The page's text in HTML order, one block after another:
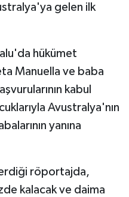
gelen ilk
hükümet
Manuella ve baba
kabul
Avustralya'nın
yanına
röportajda,
kalacak ve daima